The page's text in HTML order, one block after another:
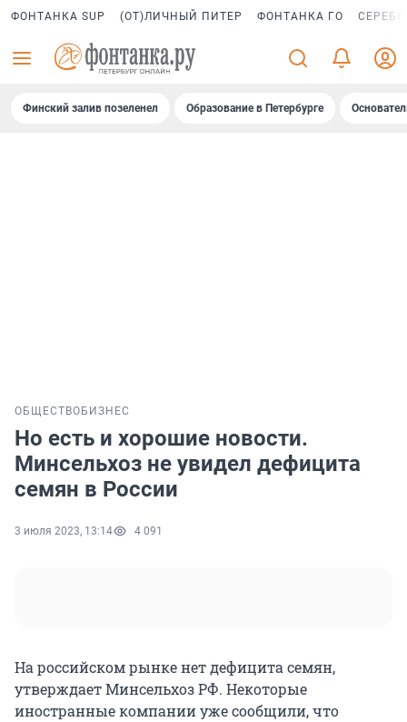
ФОНТАНКА SUP (ОТ)ЛИЧНЫЙ ПИТЕР ФОНТАНКА ГО
Финский залив позеленел Образование в Петербурге
ОБЩЕСТВО БИЗНЕС
Но есть и хорошие новости.
Минсельхоз не увидел дефицита
семян в России
3 июля 2023, 13:14 4 091
На российском рынке нет дефицита семян,
утверждает Минсельхоз РФ. Некоторые
иностранные компании уже сообщили, что